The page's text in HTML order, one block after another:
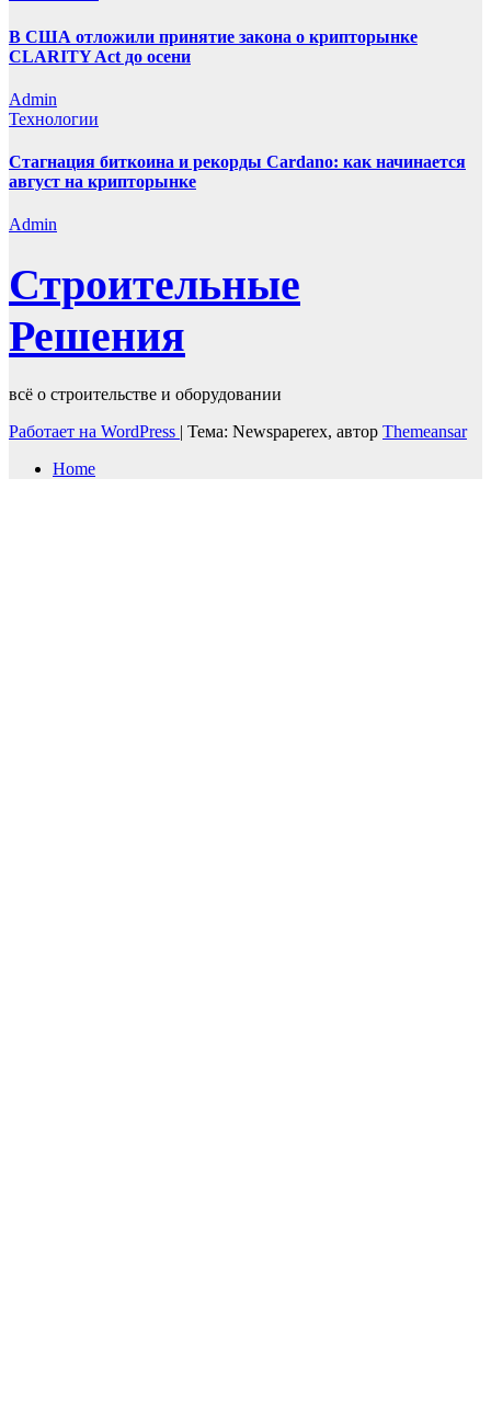
В США отложили принятие закона о крипторынке
CLARITY Act до осени
Admin
Технологии
Стагнация биткоина и рекорды Cardano: как начинается
август на крипторынке
Admin
Строительные
Решения
всё о строительстве и оборудовании
Работает на WordPress | Тема: Newspaperex, автор Themeansar
Home